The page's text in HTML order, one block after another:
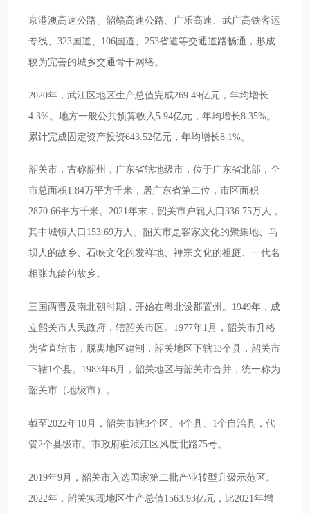
京港澳高速公路、韶赣高速公路、广乐高速、武广高铁客运
专线、323国道、106国道、253省道等交通道路畅通，形成
较为完善的城乡交通骨干网络。
2020年，武江区地区生产总值完成269.49亿元，年均增长
4.3%。地方一般公共预算收入5.94亿元，年均增长8.35%。
累计完成固定资产投资643.52亿元，年均增长8.1%。
韶关市，古称韶州，广东省辖地级市，位于广东省北部，全
市总面积1.84万平方千米，居广东省第二位，市区面积
2870.66平方千米。2021年末，韶关市户籍人口336.75万人，
其中城镇人口153.69万人。韶关市是客家文化的聚集地、马
坝人的故乡、石峡文化的发祥地、禅宗文化的祖庭、一代名
相张九龄的故乡。
三国两晋及南北朝时期，开始在粤北设郡置州。1949年，成
立韶关市人民政府，辖韶关市区。1977年1月，韶关市升格
为省直辖市，脱离地区建制，韶关地区下辖13个县，韶关市
下辖1个县。1983年6月，韶关地区与韶关市合并，统一称为
韶关市（地级市）。
截至2022年10月，韶关市辖3个区、4个县、1个自治县，代
管2个县级市。市政府驻浈江区风度北路75号。
2019年9月，韶关市入选国家第二批产业转型升级示范区。
2022年，韶关实现地区生产总值1563.93亿元，比2021年增